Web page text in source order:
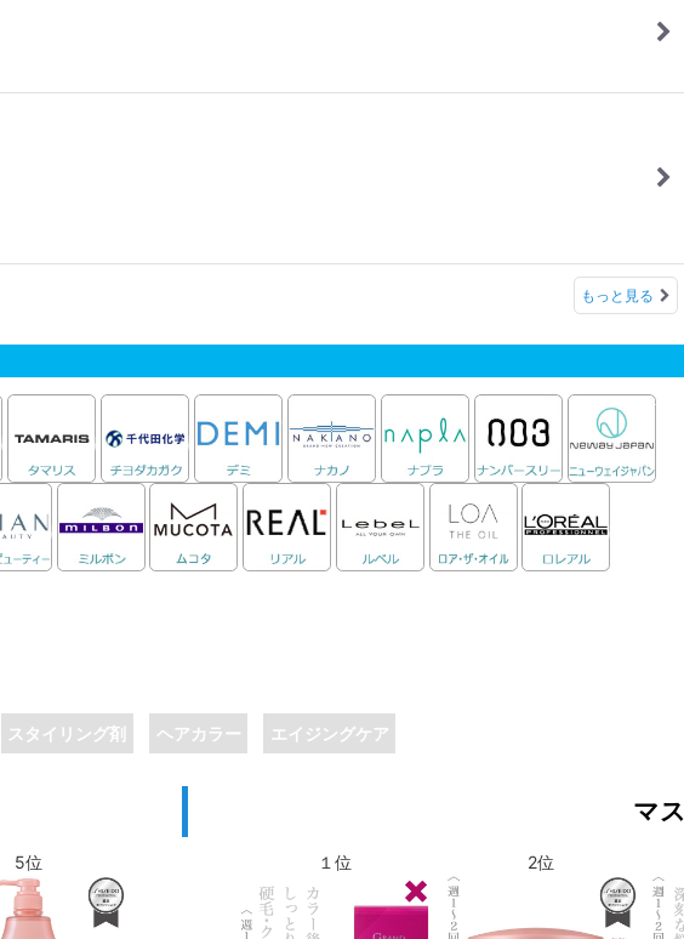
もっと見る
スタイリング剤 ヘアカラー エイジングケア
5位
マ
１位 2位